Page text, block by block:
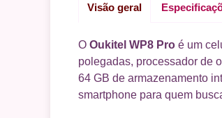
Visão geral
O Oukitel WP8 Pro é um
polegadas, processador de
64 GB de armazenamento
smartphone para quem